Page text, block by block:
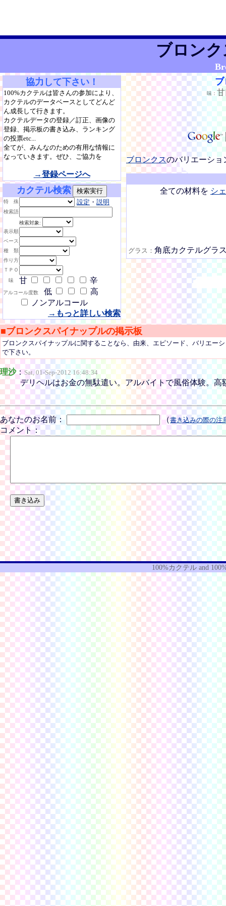
ブロン
協力して下さい！
100%カクテルは皆さんの参加により、
カクテルのデータベースとしてどんど
ん成長して行きます。
カクテルデータの登録／訂正、画像の
登録、掲示板の書き込み、ランキング
の投票etc...
全てが、みんなのための有用な情報に
なっていきます。ぜひ、ご協力を
→登録ページへ
カクテル検索
特 殊 設定 ・ 説明
検索語
検索対象:
表示順
ベース
種 類
作り方
ＴＰＯ
味
甘 辛
アルコール度数 低
高
ノンアルコール
→もっと詳しい検索
ブ
味：
ブロンクスのバリエーシ
全ての材料を シ
グラス： 角底カクテルグラ
■ブロンクスパイナップルの掲示板
ブロンクスパイナップルに関することなら、由来、エピソード、バリエー
で下さい。
理沙：Sat, 01-Sep-2012 16:48:34
デリヘルはお金の無駄遣い。アルバイトで風俗体験。
あなたのお名前： （書き込みの際の注
コメント：
100%カクテルand